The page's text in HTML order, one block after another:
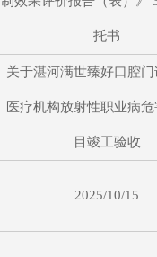
托书
关于湛河满世臻好口腔
医疗机构放射性职业病
目竣工验收
2025/10/15